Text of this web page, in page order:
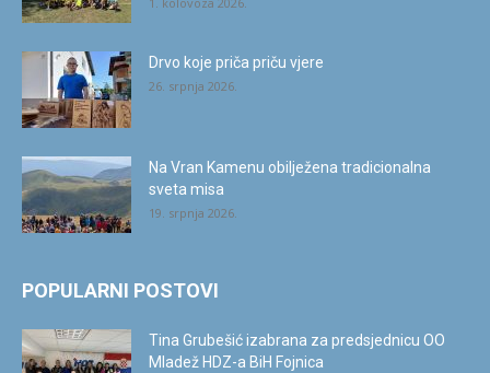
Drvo koje priča priču vjere
26. srpnja 2026.
Na Vran Kamenu obilježena tradicionalna
sveta misa
19. srpnja 2026.
POPULARNI POSTOVI
Tina Grubešić izabrana za predsjednicu OO
Mladež HDZ-a BiH Fojnica